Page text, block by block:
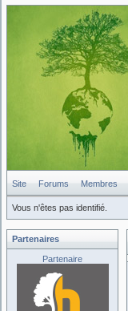
Site Forums Membres
Vous n'êtes pas identifié.
Partenaires
Partenaire